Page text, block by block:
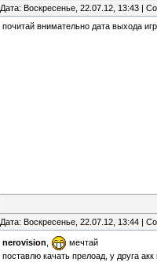
Дата: Воскресенье, 22.07.12, 13:43 |
почитай внимательно дата выхода
Дата: Воскресенье, 22.07.12, 13:44 |
nerovision
мечтай
поставлю качать прелоад, у друга